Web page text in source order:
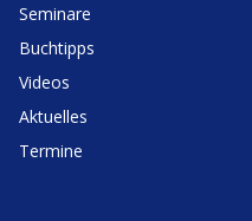
Seminare
Buchtipps
Videos
Aktuelles
Termine